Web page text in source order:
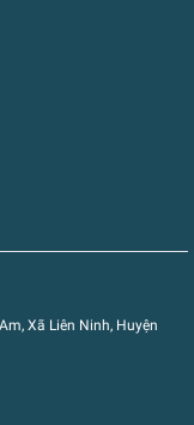
Xã Liên Ninh, Huyện